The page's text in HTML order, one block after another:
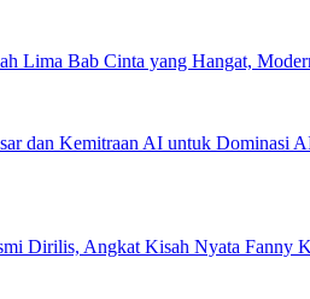
Lima Bab Cinta yang Hangat,
dan Kemitraan AI untuk Dominasi
Dirilis, Angkat Kisah Nyata Fanny